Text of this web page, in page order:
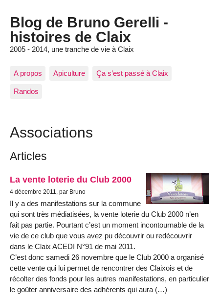
Blog de Bruno Gerelli -
histoires de Claix
2005 - 2014, une tranche de vie à Claix
A propos Apiculture Ça s’est passé à Claix
Randos
Associations
Articles
La vente loterie du Club 2000
4 décembre 2011, par Bruno
Il y a des manifestations sur la commune
qui sont très médiatisées, la vente loterie du Club 2000 n’en
fait pas partie. Pourtant c’est un moment incontournable de la
vie de ce club que vous avez pu découvrir ou redécouvrir
dans le Claix ACEDI N°91 de mai 2011.
C’est donc samedi 26 novembre que le Club 2000 a organisé
cette vente qui lui permet de rencontrer des Claixois et de
récolter des fonds pour les autres manifestations, en particulier
le goûter anniversaire des adhérents qui aura (…)